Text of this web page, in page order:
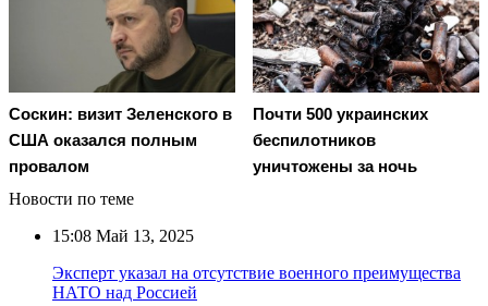
Соскин: визит Зеленского в
США оказался полным
провалом
Почти 500 украинских
беспилотников
уничтожены за ночь
Новости по теме
15:08 Май 13, 2025
Эксперт указал на отсутствие военного преимущества
НАТО над Россией